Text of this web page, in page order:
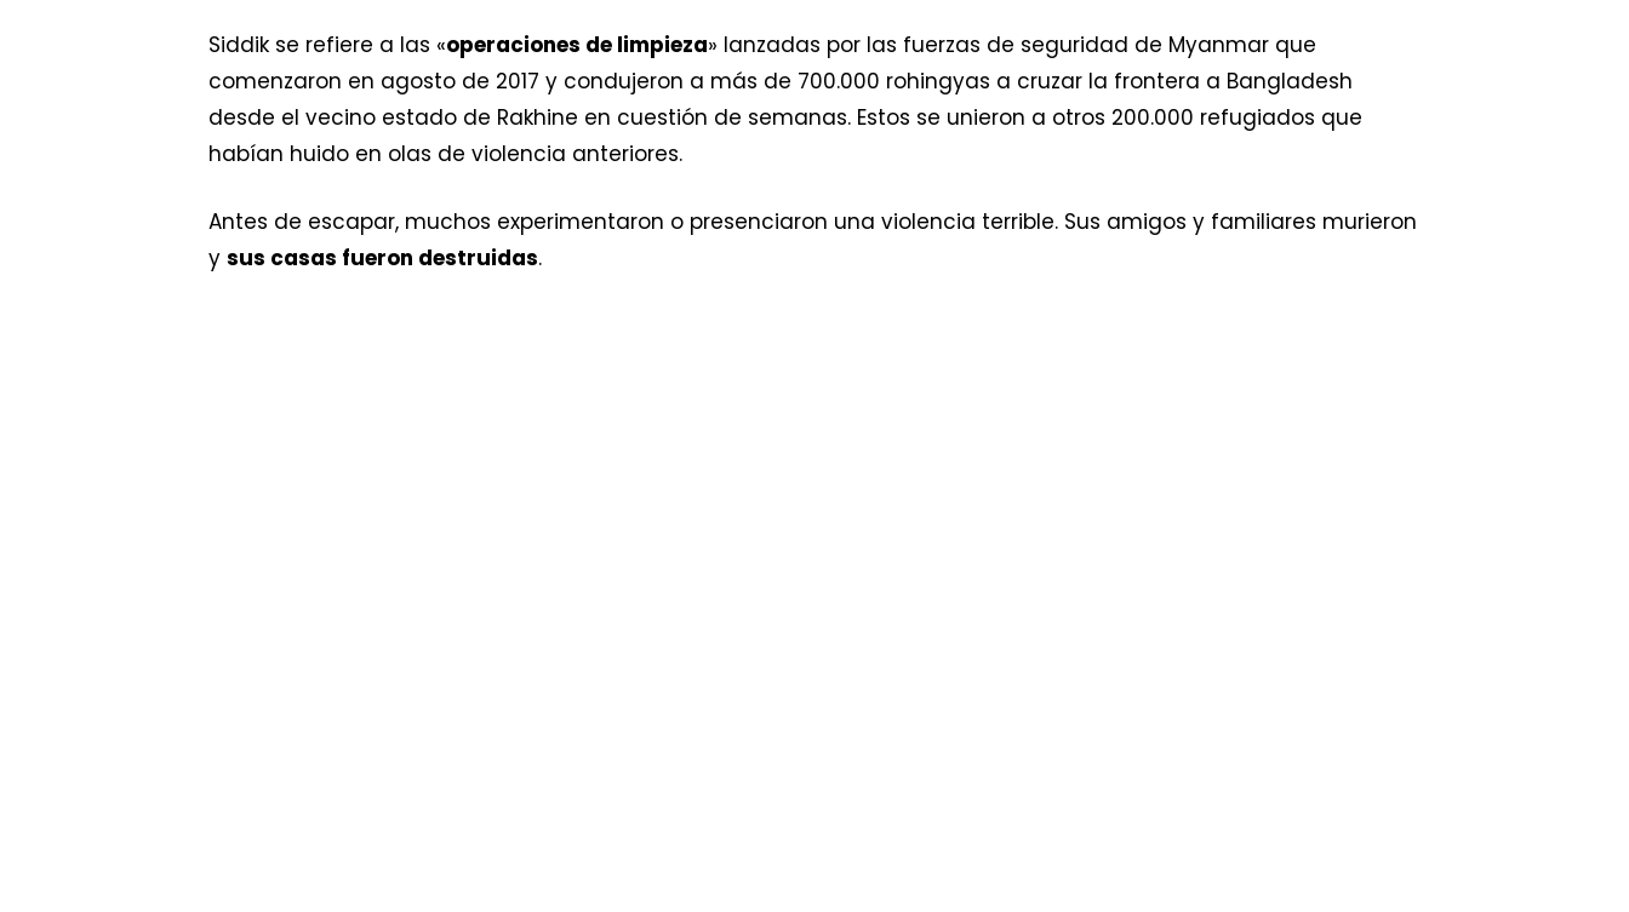
Siddik se refiere a las «operaciones de limpieza» lanzadas por las fuerzas de seguridad de Myanmar que
comenzaron en agosto de 2017 y condujeron a más de 700.000 rohingyas a cruzar la frontera a Bangladesh
desde el vecino estado de Rakhine en cuestión de semanas. Estos se unieron a otros 200.000 refugiados que
habían huido en olas de violencia anteriores.
Antes de escapar, muchos experimentaron o presenciaron una violencia terrible. Sus amigos y familiares murieron
y sus casas fueron destruidas.